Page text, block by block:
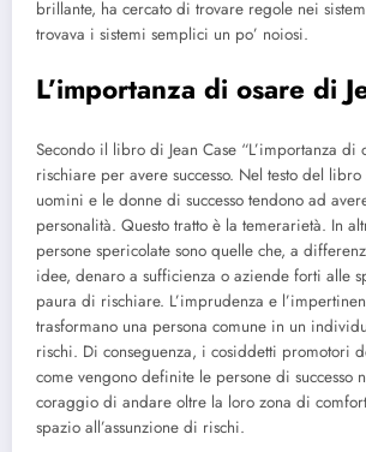
brillante, ha cercato di trovare regole nei
trovava i sistemi semplici un po’ noiosi.
L’importanza di osare di
Secondo il libro di Jean Case “L’importanza di
rischiare per avere successo. Nel testo del
uomini e le donne di successo tendono ad
personalità. Questo tratto è la temerarietà. In
persone spericolate sono quelle che, a
idee, denaro a sufficienza o aziende forti alle
paura di rischiare. L’imprudenza e
trasformano una persona comune in un
rischi. Di conseguenza, i cosiddetti promotori
come vengono definite le persone di successo
coraggio di andare oltre la loro zona di
spazio all’assunzione di rischi.